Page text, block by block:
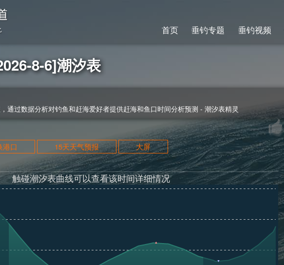
首页 垂钓专题 垂钓视频
8-6]潮汐表
通过数据分析对钓鱼和赶海爱好者提供赶海和鱼口时间分析预测 - 潮汐表精灵
港口 15天天气预报 大屏
触碰潮汐表曲线可以查看该时间详细情况